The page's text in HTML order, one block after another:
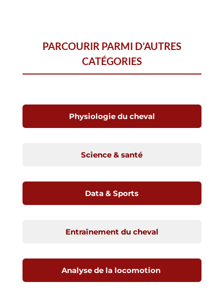
PARCOURIR PARMI D’AUTRES
CATÉGORIES
Physiologie du cheval
Science & santé
Data & Sports
Entraînement du cheval
Analyse de la locomotion